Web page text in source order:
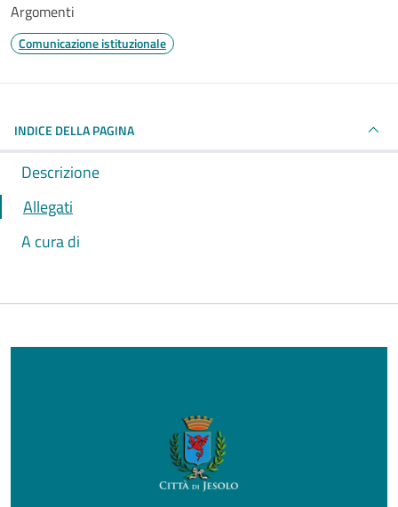
Argomenti
Comunicazione istituzionale
INDICE DELLA PAGINA
Descrizione
Allegati
A cura di